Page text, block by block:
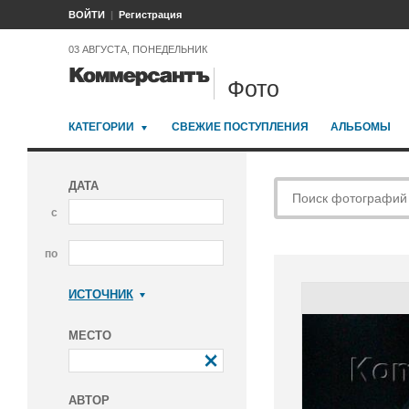
ВОЙТИ Регистрация
03 АВГУСТА, ПОНЕДЕЛЬНИК
Фото
КАТЕГОРИИ СВЕЖИЕ ПОСТУПЛЕНИЯ АЛЬБОМЫ
ДАТА
с
по
ИСТОЧНИК
МЕСТО
АВТОР